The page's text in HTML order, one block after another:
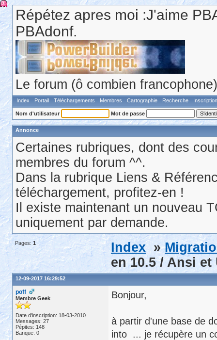
Répétez apres moi :J'aime
PBAdonf.
Le forum (ô combien
Index Portail Téléchargements Membres Cartographie Recherche Inscription
Nom d'utilisateur Mot de passe
Annonce
Certaines rubriques, dont des
membres du forum ^^.
Dans la rubrique Liens &
téléchargement, profitez-en !
Il existe maintenant un nouveau
uniquement par demande.
Pages: 1 Index »
en 10.5 / Ansi et
12-09-2017 16:29:52
poff
Membre Geek
Date d'inscription: 18-03-2010
Messages: 27
Pépites: 148
Banque: 0
Bonjour,
à partir d'une base de
into ... je récupère un